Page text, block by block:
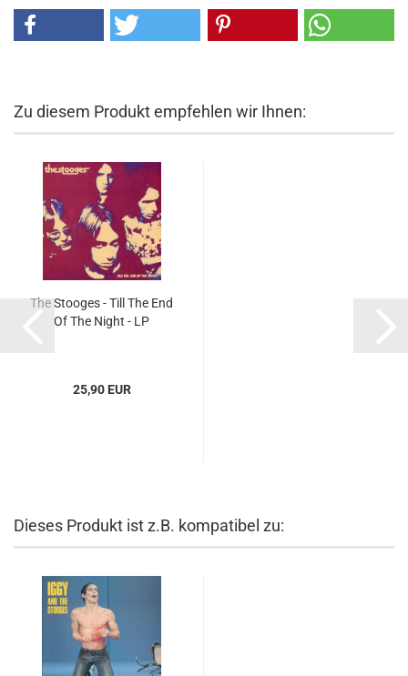
Zu diesem Produkt empfehlen wir Ihnen:
The Stooges - Till The End
Of The Night - LP
25,90 EUR
Dieses Produkt ist z.B. kompatibel zu: